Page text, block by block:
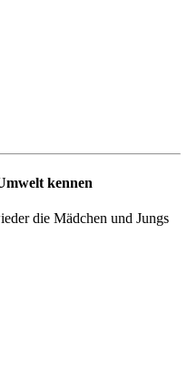
kennen
die Mädchen und Jungs